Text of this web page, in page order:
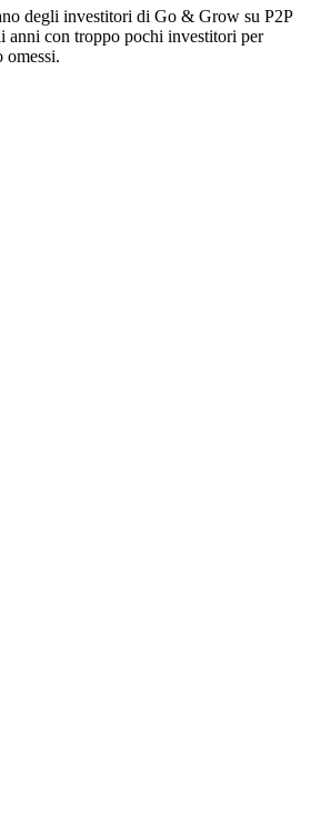
degli investitori di Go & Grow su P2P
anni con troppo pochi investitori per
omessi.